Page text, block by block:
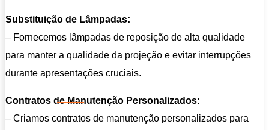
Substituição de Lâmpadas:
– Fornecemos lâmpadas de reposição de alta qualidade
para manter a qualidade da projeção e evitar interrupções
durante apresentações cruciais.
Contratos de Manutenção Personalizados:
– Criamos contratos de manutenção personalizados para